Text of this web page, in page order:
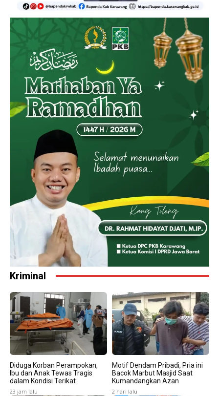
Kriminal
Diduga Korban Perampokan,
Ibu dan Anak Tewas Tragis
dalam Kondisi Terikat
23 jam lalu
Motif Dendam Pribadi, Pria ini
Bacok Marbut Masjid Saat
Kumandangkan Azan
2 hari lalu